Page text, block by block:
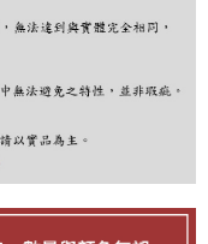
有效，需透過AFTEE先享
面顯示為準，若有關於
請聯繫「AFTEE先享後付
support/home
先享後付」服務完成之交
交易相關給付款項請求債